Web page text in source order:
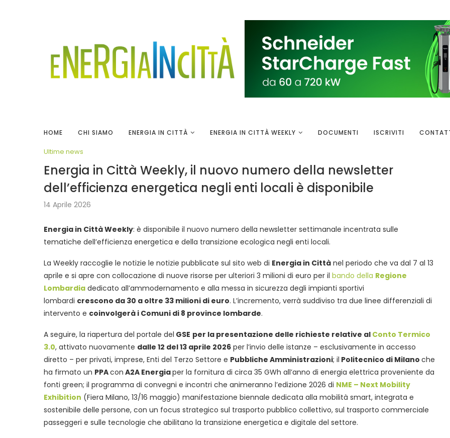
HOME CHI SIAMO ENERGIA IN CITTÀ ENERGIA IN CITTÀ WEEKLY DOCUMENTI ISCRIVITI
Ultime news
Energia in Città Weekly, il nuovo numero della newsletter
dell’efficienza energetica negli enti locali è disponibile
14 Aprile 2026
Energia in Città Weekly: è disponibile il nuovo numero della newsletter settimanale incentrata sulle
tematiche dell’efficienza energetica e della transizione ecologica negli enti locali.
La Weekly raccoglie le notizie le notizie pubblicate sul sito web di Energia in Città nel periodo che va dal 7 al 13
aprile e si apre con collocazione di nuove risorse per ulteriori 3 milioni di euro per il bando della Regione
Lombardia dedicato all’ammodernamento e alla messa in sicurezza degli impianti sportivi
lombardi crescono da 30 a oltre 33 milioni di euro. L’incremento, verrà suddiviso tra due linee differenziali di
intervento e coinvolgerà i Comuni di 8 province lombarde.
A seguire, la riapertura del portale del GSE per la presentazione delle richieste relative al Conto Termico
3.0, attivato nuovamente dalle 12 del 13 aprile 2026 per l’invio delle istanze – esclusivamente in accesso
diretto – per privati, imprese, Enti del Terzo Settore e Pubbliche Amministrazioni; il Politecnico di Milano che
ha firmato un PPAcon A2A Energiaper la fornitura di circa 35 GWh all’anno di energia elettrica proveniente da
fonti green; il programma di convegni e incontri che animeranno l’edizione 2026 di NME – Next Mobility
Exhibition (Fiera Milano, 13/16 maggio) manifestazione biennale dedicata alla mobilità smart, integrata e
sostenibile delle persone, con un focus strategico sul trasporto pubblico collettivo, sul trasporto commerciale
passeggeri e sulle tecnologie che abilitano la transizione energetica e digitale del settore.